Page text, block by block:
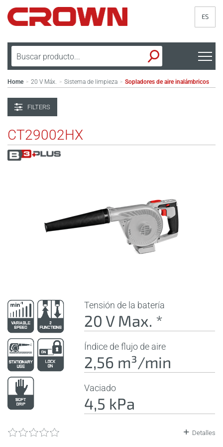
ES
Home > 20 V Máx. > Sistema de limpieza > Sopladores de aire inalámbricos
FILTERS
CT29002HX
Tensión de la batería
20 V Max. *
Índice de flujo de aire
2,56 m³/min
Vaciado
4,5 kPa
Detalles